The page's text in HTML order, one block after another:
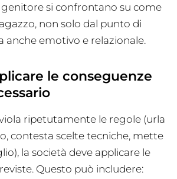
si confrontano su come
non solo dal punto di
anche emotivo e relazionale.
le conseguenze
ripetutamente le regole (urla
contesta scelte tecniche, mette
la società deve applicare le
Questo può includere: